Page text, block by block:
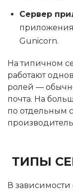
Сервер
Gunicorn.
На типичном
работают
ролей —
почта. На
по отдельным
ТИПЫ
В зависимости